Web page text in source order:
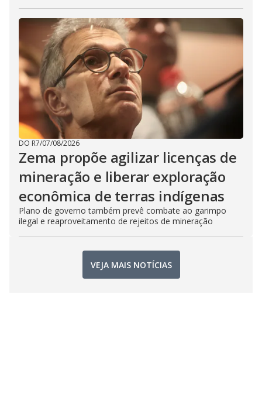
DO R7/07/08/2026
Zema propõe agilizar licenças de
mineração e liberar exploração
econômica de terras indígenas
Plano de governo também prevê combate ao garimpo
ilegal e reaproveitamento de rejeitos de mineração
VEJA MAIS NOTÍCIAS